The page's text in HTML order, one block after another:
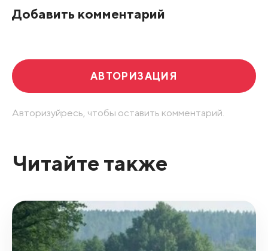
Добавить комментарий
АВТОРИЗАЦИЯ
Авторизуйресь, чтобы оставить комментарий.
Читайте также